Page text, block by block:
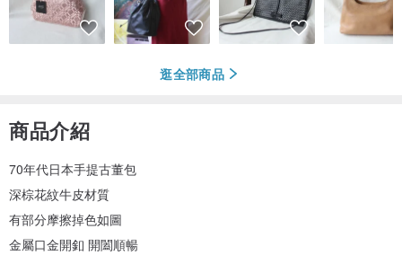
逛全部商品
商品介紹
70年代日本手提古董包
深棕花紋牛皮材質
有部分摩擦掉色如圖
金屬口金開釦 開闔順暢